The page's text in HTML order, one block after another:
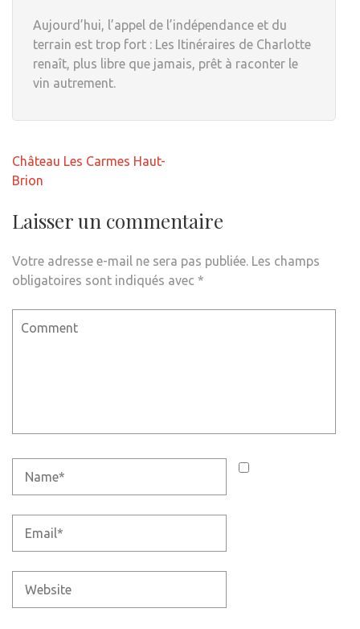
Aujourd’hui, l’appel de l’indépendance et du
terrain est trop fort : Les Itinéraires de Charlotte
renaît, plus libre que jamais, prêt à raconter le
vin autrement.
Navigation
de
Château Les Carmes Haut-
Brion
Laisser un commentaire
Votre adresse e-mail ne sera pas publiée. Les champs
obligatoires sont indiqués avec *